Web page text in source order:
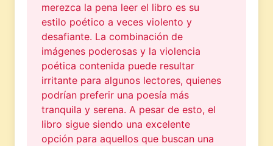
merezca la pena leer el libro es su
estilo poético a veces violento y
desafiante. La combinación de
imágenes poderosas y la violencia
poética contenida puede resultar
irritante para algunos lectores, quienes
podrían preferir una poesía más
tranquila y serena. A pesar de esto, el
libro sigue siendo una excelente
opción para aquellos que buscan una